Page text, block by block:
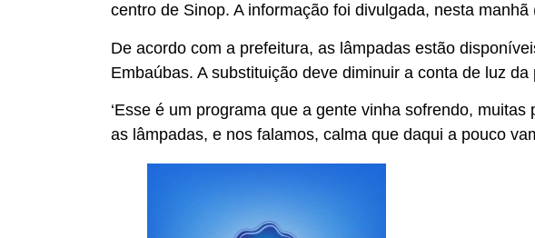
centro de Sinop. A informação foi divulgada, nesta
De acordo com a prefeitura, as lâmpadas estão
Embaúbas. A substituição deve diminuir a conta de luz
‘Esse é um programa que a gente vinha sofrendo,
as lâmpadas, e nos falamos, calma que daqui a pouco